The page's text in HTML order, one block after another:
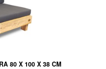
80 X 100 X 38 CM